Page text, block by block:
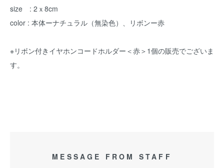
size : 2ｘ8cm
color : 本体ーナチュラル（無染色）、リボンー赤
※リボン付きイヤホンコードホルダー＜赤＞1個の販売でございま
す。
MESSAGE FROM STAFF